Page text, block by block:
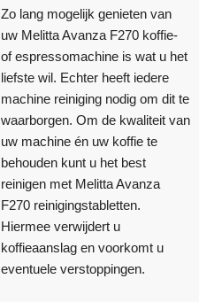
Zo lang mogelijk genieten van
uw Melitta Avanza F270 koffie-
of espressomachine is wat u het
liefste wil. Echter heeft iedere
machine reiniging nodig om dit te
waarborgen. Om de kwaliteit van
uw machine én uw koffie te
behouden kunt u het best
reinigen met Melitta Avanza
F270 reinigingstabletten.
Hiermee verwijdert u
koffieaanslag en voorkomt u
eventuele verstoppingen.